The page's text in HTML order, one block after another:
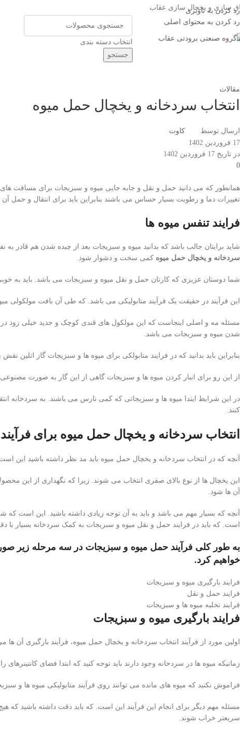
رد کردن به ناوبری
رد کردن به محتوای اصلی
سازی و یخچال سازی عقاب
انتخاب دسته بندی
جستجو
مقالات
انتخاب سردخانه و یخچال حمل میوه
ارسال توسط
کاوت
17 فروردین 1402
در تاریخ 17 فروردین 1402
0
همانطور که می دانید حمل و نقل و جابه جایی میوه و سبزیجات برای مسافت
تغییرات دما و رطوبت بسیار حساس می باشند بنابراین باید برای انتقال و حمل آن
فرایند تنفس میوه ها
شاید برایتان جالب باشد که بدانید میوه و سبزیجات بعد از چیده شدن هم
سردخانه و یخچال حمل میوه کمی سخت و دشوار شود.
شما دوستان عزیزی که کارتان حمل و نقل میوه و سبزیجات می باشد. باید به خوبی
این فرآیند در حقیقت یک فرآیند متابولیکی می باشد. که طی آن بافت
مسئله مه و اصلی اینجاست که این مولکول های قندی کوچک و جدید خیلی زود
شدن میوه و سبزیجات می باشد.
بنابراین باید بدانید که در فرایند متابولکی برای میوه ها و سبزیجات گاز اتلین
از این رو برای انبار کردن میوه ها و سبزیجات گاهی از این گار به صورت
در این شرایط ایتدا میوه ها و سبزیجاتی که کمی نارس می باشند. به سردخانه
کنند.
انتخاب سردخانه و یخچال حمل میوه برای
آنچه که در انتخاب سردخانه و یخچال حمل میوه باید مد نظر داشته باشید این
این یخچال ها از نوع بالای صفری انتخاب می شوند. زیرا که نگهداری از این
آن ها شود.
آنچه که بسیار مهم می باشد و باید به آن توجه زیادی داشته باشید. این است
است. که باید در فرایند حمل و نقل میوه و سبزیجات به کمک سردخانه بسیار با
به طور کلی فرآیند حمل میوه و سبزیجات در سه مرحله زیر
خواهیم کرد.
فرایند بارگیری میوه و سبزیجات
فرایند حمل و نقل
فرایند تخلیه میوه ها و سبزیجات
فرایند بارگیری میوه و سبزیجات
اولین مورد از فرآیند انتخاب سردخانه و یخچال حمل میوه، فرآیند بارگیری آن ها
زمانیکه میوه ها در سردخانه وجود دارند باید توجه کنید که ابتدا فضای کانتینرهای
فراموش نکنید که میوه های مانده می توانند روی فرآیند متابولیکی میوه ها و
مسئله مهم دیگر برای انجام این فرآیند این است. که باید دقت داشته باشید که
سریعتر خراب شوند.